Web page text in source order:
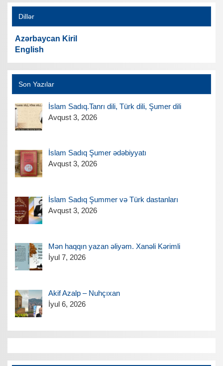
Dillər
Azərbaycan Kiril
English
Son Yazılar
İslam Sadıq.Tanrı dili, Türk dili, Şumer dili
Avqust 3, 2026
İslam Sadıq Şumer ədəbiyyatı
Avqust 3, 2026
İslam Sadıq Şummer və Türk dastanları
Avqust 3, 2026
Mən haqqın yazan əliyəm. Xanəli Kərimli
İyul 7, 2026
Akif Azalp – Nuhçıxan
İyul 6, 2026